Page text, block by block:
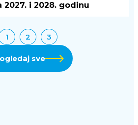
2027. i 2028. godinu
1 2 3
sve